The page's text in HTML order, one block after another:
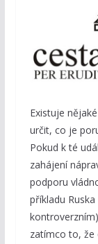
Existuje
určit, co je
Pokud k té
zahájení
podporu
příkladu
zatímco to, že